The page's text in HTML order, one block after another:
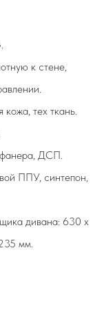
к стене,
кожа, тех ткань.
фанера, ДСП.
ППУ, синтепон,
дивана: 630 х
мм.